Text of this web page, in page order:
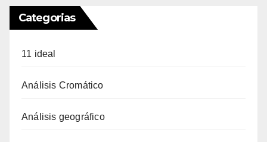
Categorias
11 ideal
Análisis Cromático
Análisis geográfico